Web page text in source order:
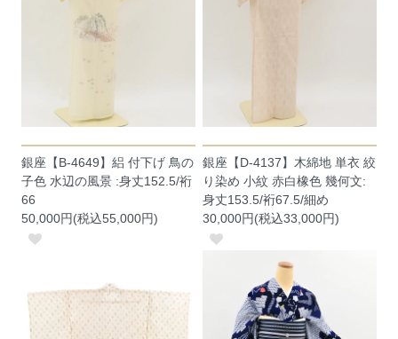
銀座【B-4649】絽 付下げ 鳥の
子色 水辺の風景 :身丈152.5/裄
66
50,000円(税込55,000円)
銀座【D-4137】木綿地 単衣 絞
り染め 小紋 赤白橡色 幾何文:
身丈153.5/裄67.5/細め
30,000円(税込33,000円)